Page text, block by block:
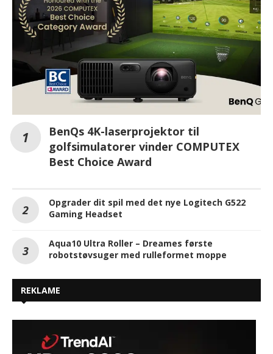
BenQs 4K-laserprojektor til
golfsimulatorer vinder COMPUTEX
Best Choice Award
Opgrader dit spil med det nye Logitech G522
Gaming Headset
Aqua10 Ultra Roller – Dreames første
robotstøvsuger med rulleformet moppe
REKLAME